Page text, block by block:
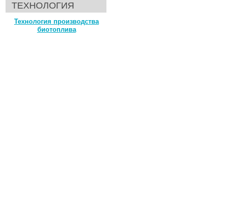
ТЕХНОЛОГИЯ
Технология производства
биотоплива